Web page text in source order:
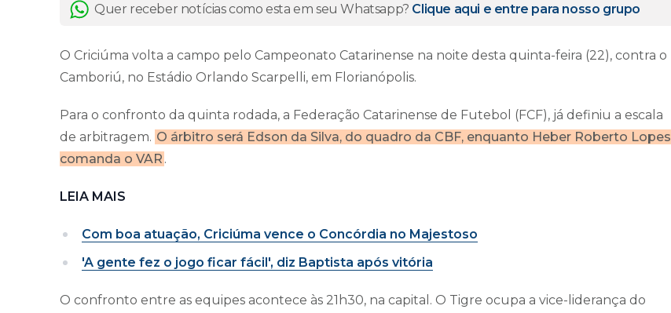
Quer receber notícias como esta em seu Whatsapp? Clique aqui e entre para nosso grupo
O Criciúma volta a campo pelo Campeonato Catarinense na noite desta quinta-feira (22), contra o
Camboriú, no Estádio Orlando Scarpelli, em Florianópolis.
Para o confronto da quinta rodada, a Federação Catarinense de Futebol (FCF), já definiu a escala
de arbitragem. O árbitro será Edson da Silva, do quadro da CBF, enquanto Heber Roberto Lopes
comanda o VAR .
LEIA MAIS
Com boa atuação, Criciúma vence o Concórdia no Majestoso
'A gente fez o jogo ficar fácil', diz Baptista após vitória
O confronto entre as equipes acontece às 21h30, na capital. O Tigre ocupa a vice-liderança do